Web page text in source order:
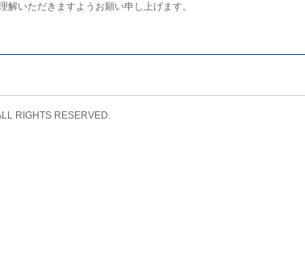
いただきますようお願い申し上げます。